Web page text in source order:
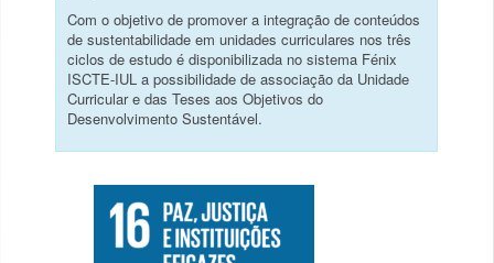
Com o objetivo de promover a integração de conteúdos
de sustentabilidade em unidades curriculares nos três
ciclos de estudo é disponibilizada no sistema Fénix
ISCTE-IUL a possibilidade de associação da Unidade
Curricular e das Teses aos Objetivos do
Desenvolvimento Sustentável.